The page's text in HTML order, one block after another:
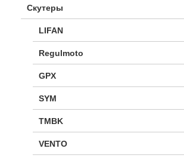
Скутеры
LIFAN
Regulmoto
GPX
SYM
TMBK
VENTO